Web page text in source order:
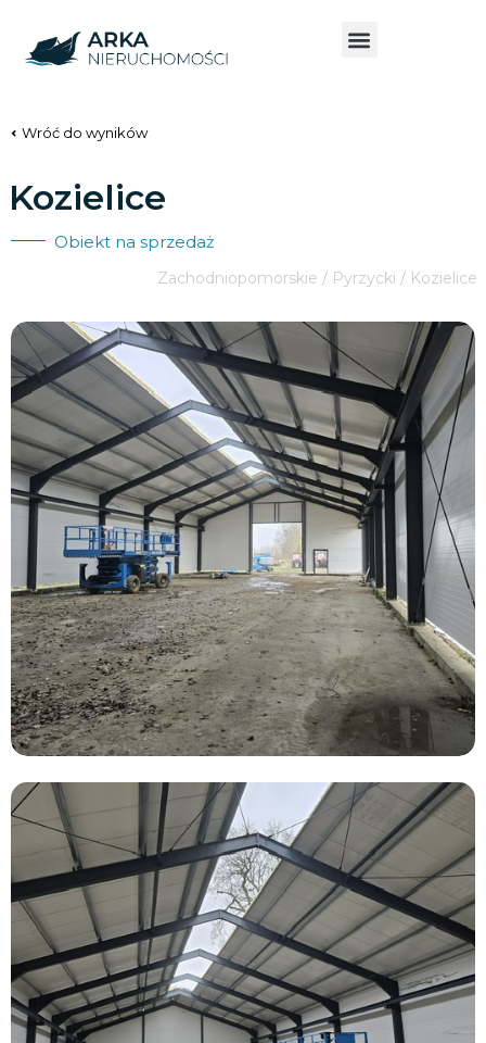
Wróć do wyników
Kozielice
Obiekt na sprzedaż
Zachodniopomorskie / Pyrzycki / Kozielice